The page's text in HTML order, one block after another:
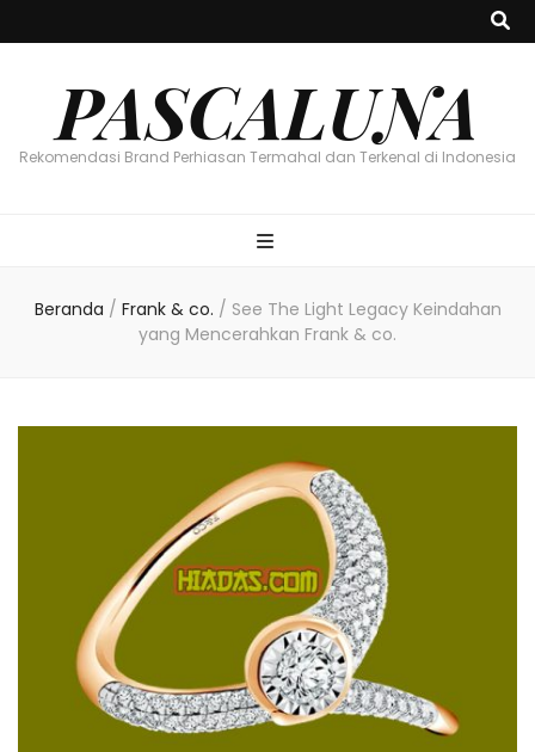
PASCALUNA
Rekomendasi Brand Perhiasan Termahal dan Terkenal di Indonesia
Beranda / Frank & co. / See The Light Legacy Keindahan
yang Mencerahkan Frank & co.